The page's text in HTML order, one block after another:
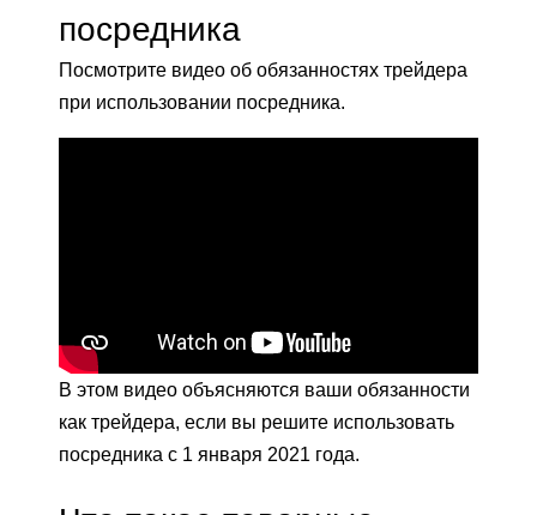
посредника
Посмотрите видео об обязанностях трейдера
при использовании посредника.
В этом видео объясняются ваши обязанности
как трейдера, если вы решите использовать
посредника с 1 января 2021 года.